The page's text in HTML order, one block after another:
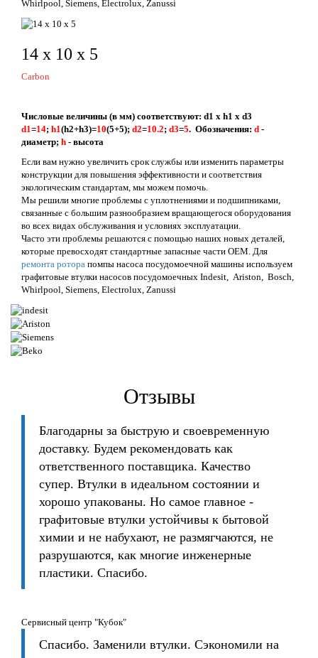
Whirlpool, Siemens, Electrolux, Zanussi
14 x 10 x 5
Carbon
Числовые величины (в мм) соответствуют: d1 x h1 x d3
d1=14; h1(h2+h3)=10(5+5); d2=10.2; d3=5. Обозначения: d -
диаметр; h - высота
Если вам нужно увеличить срок службы или изменить параметры
конструкции для повышения эффективности и соответствия
экологическим стандартам, мы можем помочь.
Мы решили многие проблемы с уплотнениями и подшипниками,
связанные с большим разнообразием вращающегося оборудования
во всех видах обслуживания и условиях эксплуатации.
Часто эти проблемы решаются с помощью наших новых деталей,
которые превосходят стандартные запасные части OEM. Для
ремонта ротора помпы насоса посудомоечной машины используем
графитовые втулки насосов посудомоечных Indesit, Ariston, Bosch,
Whirlpool, Siemens, Electrolux, Zanussi
Отзывы
Благодарны за быструю и своевременную
доставку. Будем рекомендовать как
ответственного поставщика. Качество
супер. Втулки в идеальном состоянии и
хорошо упакованы. Но самое главное -
графитовые втулки устойчивы к бытовой
химии и не набухают, не размягчаются, не
разрушаются, как многие инженерные
пластики. Спасибо.
Сервисный центр "Кубок"
Спасибо. Заменили втулки. Сэкономили на